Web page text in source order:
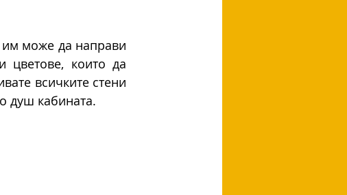
им може да направи
цветове, които да
всичките стени
душ кабината.